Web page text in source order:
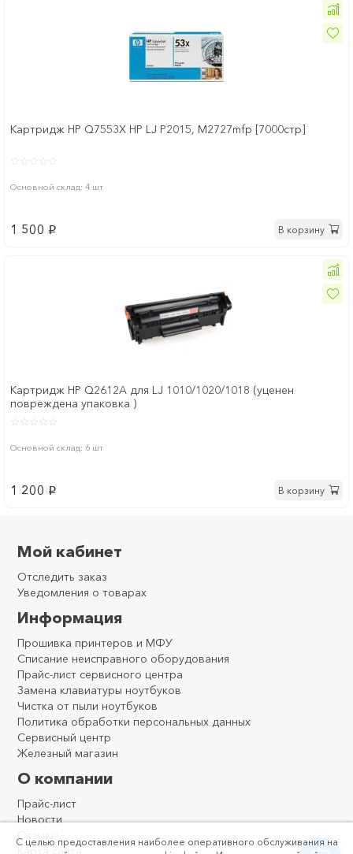
Картридж HP Q7553X HP LJ P2015, M2727mfp [7000стр]
Основной склад: 4 шт
1 500 p В корзину
Картридж HP Q2612A для LJ 1010/1020/1018 (уценен
повреждена упаковка )
Основной склад: 6 шт
1 200 p В корзину
Мой кабинет
Отследить заказ
Уведомления о товарах
Информация
Прошивка принтеров и МФУ
Списание неисправного оборудования
Прайс-лист сервисного центра
Замена клавиатуры ноутбуков
Чистка от пыли ноутбуков
Политика обработки персональных данных
Сервисный центр
Железный магазин
О компании
Прайс-лист
Новости
Отзывы
Карта сайта
С целью предоставления наиболее оперативного обслуживания на